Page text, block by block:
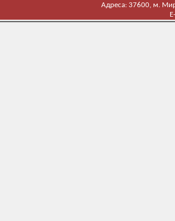
Адреса: 37600, м.